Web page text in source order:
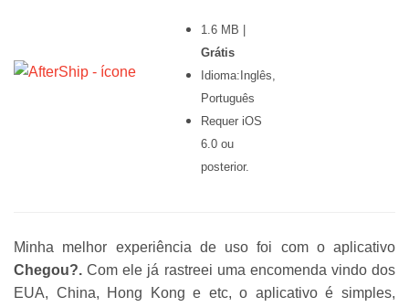
1.6 MB |
Grátis
Idioma:Inglês,
Português
Requer iOS
6.0 ou
posterior.
Minha melhor experiência de uso foi com o aplicativo
Chegou?. Com ele já rastreei uma encomenda vindo dos
EUA, China, Hong Kong e etc, o aplicativo é simples,